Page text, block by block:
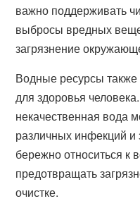
важно поддерживать
выбросы вредных
загрязнение
Водные ресурсы
для здоровья
некачественная вода
различных инфекций
бережно относиться к
предотвращать
очистке.